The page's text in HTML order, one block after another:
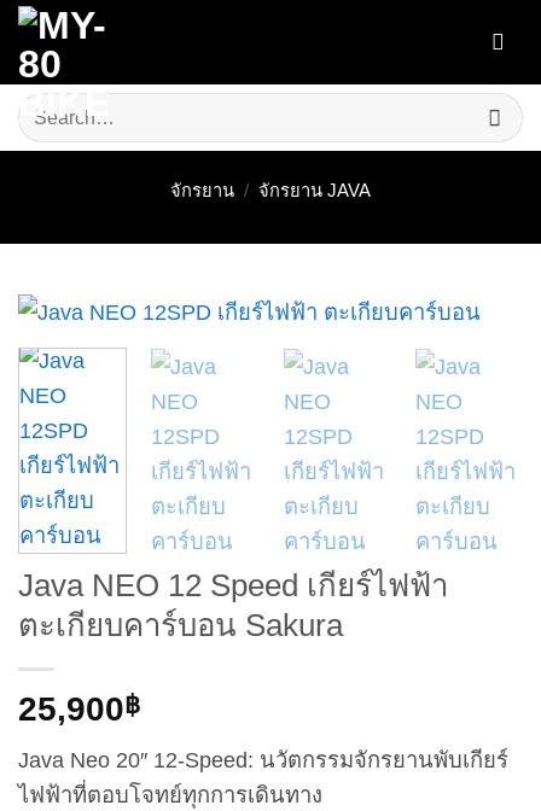
Skip
content
Search
for:
จักรยาน / จักรยาน JAVA
Java NEO 12 Speed เกียร์ไฟฟ้า
ตะเกียบคาร์บอน Sakura
25,900฿
Java Neo 20″ 12-Speed: นวัตกรรมจักรยานพับเกียร์
ไฟฟ้าที่ตอบโจทย์ทุกการเดินทาง